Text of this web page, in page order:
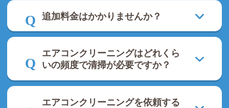
追加料金はかかりませんか？
エアコンクリーニングはどれくら
いの頻度で清掃が必要ですか？
エアコンクリーニングを依頼する